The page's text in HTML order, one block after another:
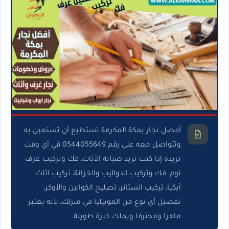
أفضل نجار بمكة المكرمة تستطيع أن تستعين به
وتتواصل معه علي رقم 0544055649 في أي وقت
تريده إذا كنت تريد صيانة الأثاث، فك وتركيب غرف
نوم، فك وتركيب الدواليب والخزانة، تركيب اثاث
أيكيا، تركيب الستائر، تصليح الكوالين والأوكر،
تفصيل أي نوع من الموبيليا في منزلك، لأنه يعتبر
ماهرا ومحترفا ويملك خبرة طويلة